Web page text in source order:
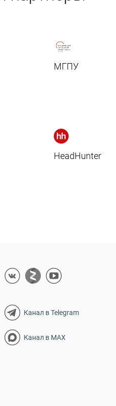
МГПУ
HeadHunter
Канал в Telegram
Канал в MAX